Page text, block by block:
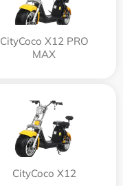
CityCoco X12 PRO
MAX
CityCoco X12